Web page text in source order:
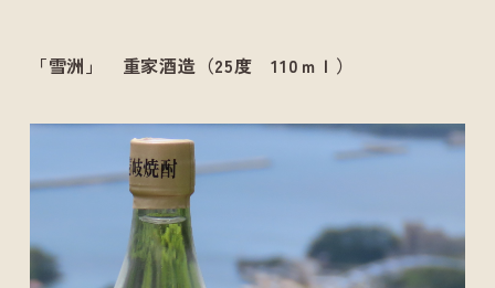
「雪洲」 重家酒造（25度 110ｍｌ）